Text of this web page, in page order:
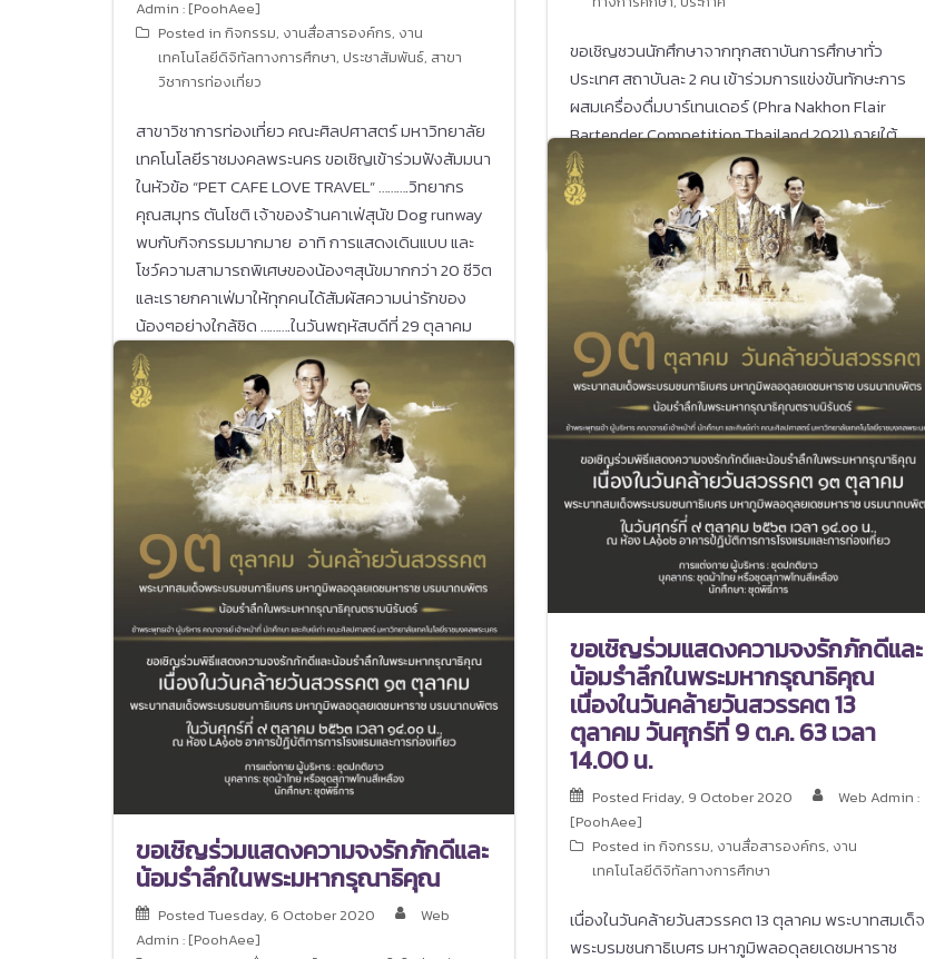
ขอเชิญชวนนักศึกษาจากทุกสถาบันการศึกษาทั่ว
ประเทศ สถาบันละ 2 คน เข้าร่วมการแข่งขันทักษะการ
ผสมเครื่องดื่มบาร์เทนเดอร์ (Phra Nakhon Flair
Bartender Competition Thailand 2021) ภายใต้
แนวคิด New Normal ในวันที่ 18 มกราคม 2564 ณ
ห้องสตูดิโอ (อาคาร 3) คณะศิลปศาสตร์ ราชมงคล
พระนคร ศูนย์พณิชยการพระนคร
Admin : [PoohAee]
Posted in กิจกรรม, งานสื่อสารองค์กร, งาน
เทคโนโลยีดิจิทัลทางการศึกษา, ประชาสัมพันธ์, สาขา
วิชาการท่องเที่ยว
สาขาวิชาการท่องเที่ยว คณะศิลปศาสตร์ มหาวิทยาลัย
เทคโนโลยีราชมงคลพระนคร ขอเชิญเข้าร่วมฟังสัมมนา
ในหัวข้อ “PET CAFE LOVE TRAVEL” ……….วิทยากร
คุณสมุทร ตันโชติ เจ้าของร้านคาเฟ่สุนัข Dog runway
พบกับกิจกรรมมากมาย อาทิ การแสดงเดินแบบ และ
โชว์ความสามารถพิเศษของน้องๆสุนัขมากกว่า 20 ชีวิต
และเรายกคาเฟ่มาให้ทุกคนได้สัมผัสความน่ารักของ
น้องๆอย่างใกล้ชิด ……….ในวันพฤหัสบดีที่ 29 ตุลาคม
2563 เวลา 13.00-16.00 น. (คาเฟ่เปิด 11.00 น.) ณ
ห้อง LA101-102 อาคารปฏิบัติการโรงแรมและการท่อง
เที่ยว คณะศิลปศาสตร์ มหาวิทยาลัยเทคโนโลยีราช
มงคลพระนคร
ขอเชิญร่วมแสดงความจงรักภักดีและ
น้อมรำลึกในพระมหากรุณาธิคุณ
เนื่องในวันคล้ายวันสวรรคต 13
ตุลาคม วันศุกร์ที่ 9 ต.ค. 63 เวลา
14.00 น.
Posted Friday, 9 October 2020
Web Admin :
[PoohAee]
Posted in กิจกรรม, งานสื่อสารองค์กร, งาน
เทคโนโลยีดิจิทัลทางการศึกษา
เนื่องในวันคล้ายวันสวรรคต 13 ตุลาคม พระบาทสมเด็จ
พระบรมชนกาธิเบศร มหาภูมิพลอดุลยเดชมหาราช
ขอเชิญร่วมแสดงความจงรักภักดีและ
น้อมรำลึกในพระมหากรุณาธิคุณ
Posted Tuesday, 6 October 2020
Web
Admin : [PoohAee]